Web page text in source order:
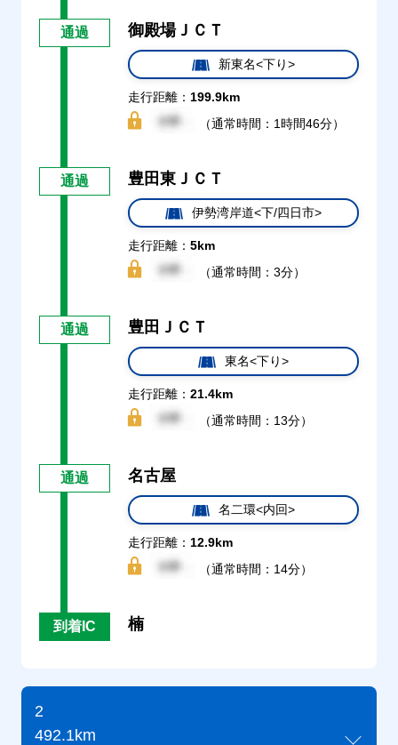
通過 御殿場ＪＣＴ
新東名<下り>
走行距離： 199.9km
（通常時間：1時間46分）
通過 豊田東ＪＣＴ
伊勢湾岸道<下/四日市>
走行距離： 5km
（通常時間：3分）
通過 豊田ＪＣＴ
東名<下り>
走行距離： 21.4km
（通常時間：13分）
通過 名古屋
名二環<内回>
走行距離： 12.9km
（通常時間：14分）
到着IC 楠
2
492.1km